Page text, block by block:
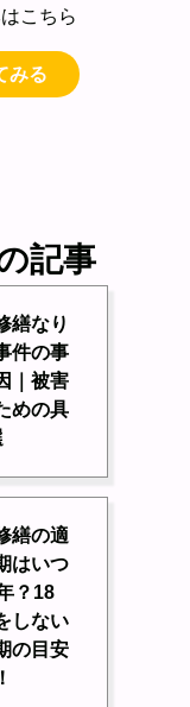
こちら
みる
記事
繕なり
件の事
｜被害
めの具
繕の適
はいつ
？18
しない
の目安